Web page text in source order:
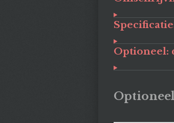
Optioneel: